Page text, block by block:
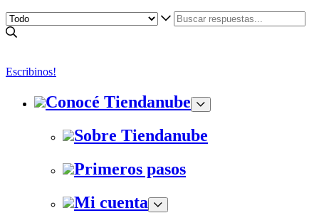
Escribinos!
Conocé Tiendanube
Sobre Tiendanube
Primeros pasos
Mi cuenta